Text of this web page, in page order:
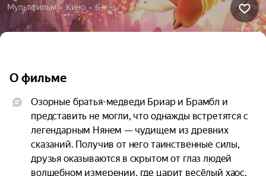
Мультфильм  •  Кино  •  6+
О фильме
Озорные братья-медведи Бриар и Брамбл и
представить не могли, что однажды встретятся с
легендарным Нянем — чудищем из древних
сказаний. Получив от него таинственные силы,
друзья оказываются в скрытом от глаз людей
волшебном измерении, где царит весёлый хаос,